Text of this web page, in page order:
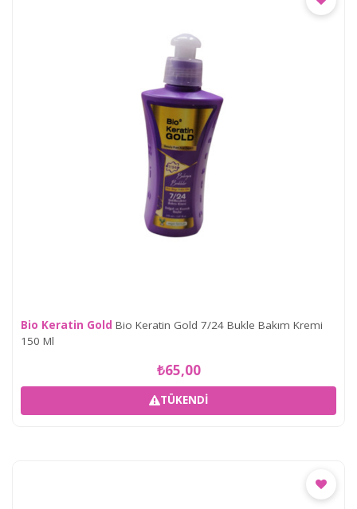
Bio Keratin Gold Bio Keratin Gold 7/24 Bukle Bakım Kremi
150 Ml
₺65,00
TÜKENDI